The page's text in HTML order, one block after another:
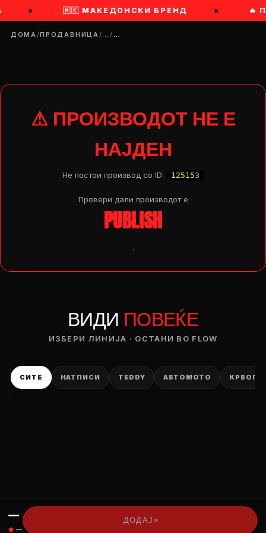
× 🇲🇰 МАКЕДОНСКИ БРЕНД × 🔥
ДОМА/ПРОДАВНИЦА/…/…
⚠ ПРОИЗВОДОТ НЕ Е
НАЈДЕН
Не постои производ со ID: 125153
Провери дали производот e
PUBLISH
.
ВИДИ ПОВЕЌЕ
ИЗБЕРИ ЛИНИЈА · ОСТАНИ ВО FLOW
СИТЕ НАТПИСИ TEDDY АВТОМОТО
—
● —
ДОДАЈ ›››